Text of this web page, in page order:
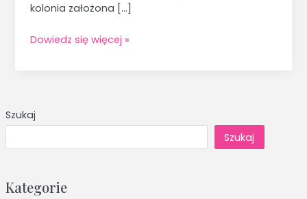
Szukaj
Szukaj
Kategorie
kolonia założona […]
Dowiedz się więcej »